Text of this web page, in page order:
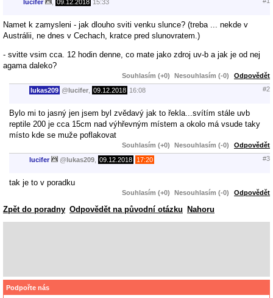
lucifer 09.12.2018 15:33
Namet k zamysleni - jak dlouho sviti venku slunce? (treba ... nekde v
Austrálii, ne dnes v Cechach, kratce pred slunovratem.)
- svitte vsim cca. 12 hodin denne, co mate jako zdroj uv-b a jak je od nej
agama daleko?
Souhlasím (+0) Nesouhlasím (-0) Odpovědět
lukas209 @lucifer 09.12.2018 16:08 #2
Bylo mi to jasný jen jsem byl zvědavý jak to řekla...svítím stále uvb
reptile 200 je cca 15cm nad výhřevným místem a okolo má vsude taky
místo kde se muže poflakovat
Souhlasím (+0) Nesouhlasím (-0) Odpovědět
lucifer @lukas209 09.12.2018 17:20 #3
tak je to v poradku
Souhlasím (+0) Nesouhlasím (-0) Odpovědět
Zpět do poradny Odpovědět na původní otázku Nahoru
Podpořte nás